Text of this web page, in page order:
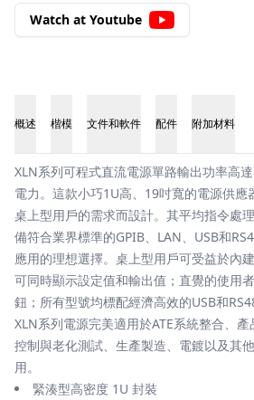
Watch at Youtube
概述 楷模 文件和軟件 配件 附加材料
概述
XLN系列可程式直流電源單路輸出功率高
電力。這款小巧1U高、19吋寬的電源供應
桌上型用戶的需求而設計。其平均指令處
備符合業界標準的GPIB、LAN、USB和
應用的理想選擇。桌上型用戶可受益於內
可同時顯示設定值和輸出值；直覺的使用
鈕；所有型號均標配經濟高效的USB和
XLN系列電源完美適用於ATE系統整合、
控制與老化測試、生產製造、電鍍以及其
用。
緊湊型高密度 1U 封裝